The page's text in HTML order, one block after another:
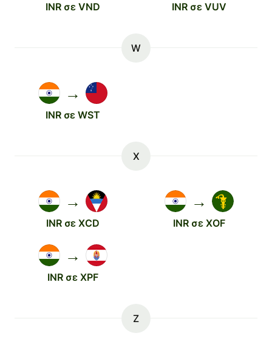
INR σε VND INR σε VUV
W
→
INR σε WST
X
→
INR σε XCD
→
INR σε XOF
→
INR σε XPF
Z